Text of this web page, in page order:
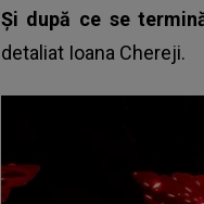
Și după ce se
detaliat Ioana Chereji.